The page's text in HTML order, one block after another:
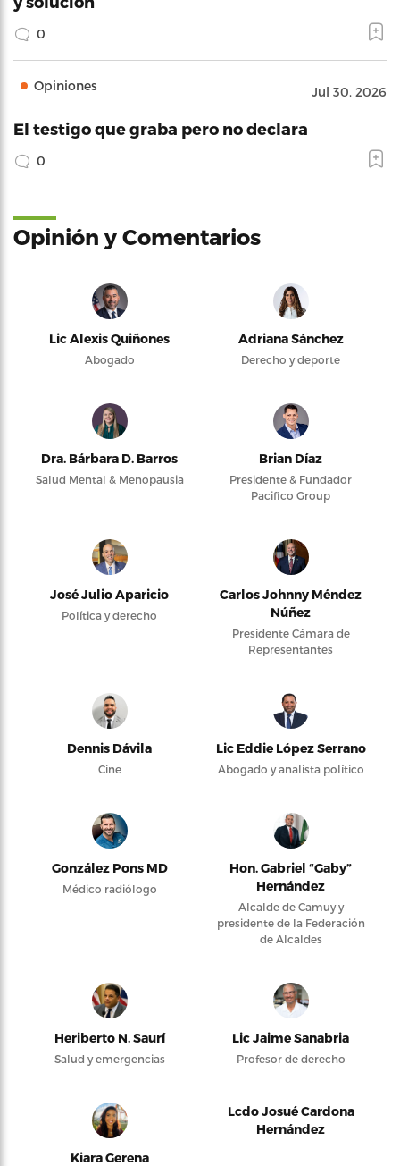
0
Opiniones Jul 30, 2026
El testigo que graba pero no declara
0
Opinión y Comentarios
Lic Alexis Quiñones
Abogado
Adriana Sánchez
Derecho y deporte
Dra. Bárbara D. Barros
Salud Mental & Menopausia
Brian Díaz
Presidente & Fundador
Pacifico Group
José Julio Aparicio
Política y derecho
Carlos Johnny Méndez
Núñez
Presidente Cámara de
Representantes
Dennis Dávila
Cine
Lic Eddie López Serrano
Abogado y analista político
González Pons MD
Médico radiólogo
Hon. Gabriel “Gaby”
Hernández
Alcalde de Camuy y
presidente de la Federación
de Alcaldes
Heriberto N. Saurí
Salud y emergencias
Lic Jaime Sanabria
Profesor de derecho
Kiara Gerena
Lcdo Josué Cardona
Hernández